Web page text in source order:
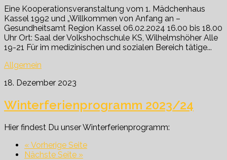
Eine Kooperationsveranstaltung vom 1. Mädchenhaus
Kassel 1992 und „Willkommen von Anfang an –
Gesundheitsamt Region Kassel 06.02.2024 16.00 bis 18.00
Uhr Ort: Saal der Volkshochschule KS, Wilhelmshöher Alle
19-21 Für im medizinischen und sozialen Bereich tätige...
Allgemein
18. Dezember 2023
Winterferienprogramm 2023/24
Hier findest Du unser Winterferienprogramm:
« Vorherige Seite
Nächste Seite »